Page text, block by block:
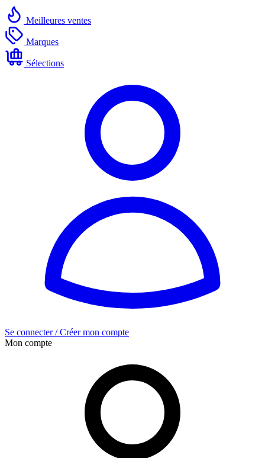
Meilleures ventes
Marques
Sélections
Se connecter / Créer mon compte
Mon compte